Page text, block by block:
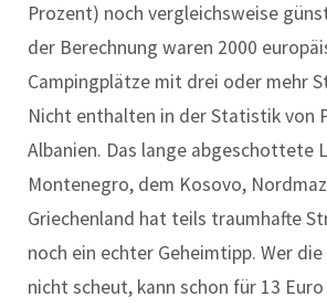
Prozent) noch vergleichsweise
der Berechnung waren 2000
Campingplätze mit drei oder mehr
Nicht enthalten in der Statistik von
Albanien. Das lange abgeschottete
Montenegro, dem Kosovo,
Griechenland hat teils traumhafte
noch ein echter Geheimtipp. Wer
nicht scheut, kann schon für 13